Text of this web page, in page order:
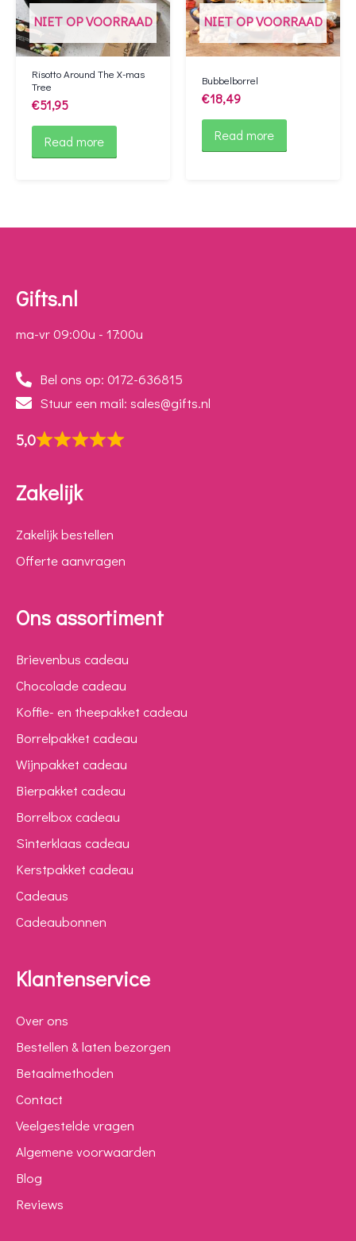
NIET OP VOORRAAD
Risotto Around The X-mas
Tree
€51,95
Read more
NIET OP VOORRAAD
Bubbelborrel
€18,49
Read more
Gifts.nl
ma-vr 09:00u - 17:00u
Bel ons op: 0172-636815
Stuur een mail: sales@gifts.nl
5,0
Zakelijk
Zakelijk bestellen
Offerte aanvragen
Ons assortiment
Brievenbus cadeau
Chocolade cadeau
Koffie- en theepakket cadeau
Borrelpakket cadeau
Wijnpakket cadeau
Bierpakket cadeau
Borrelbox cadeau
Sinterklaas cadeau
Kerstpakket cadeau
Cadeaus
Cadeaubonnen
Klantenservice
Over ons
Bestellen & laten bezorgen
Betaalmethoden
Contact
Veelgestelde vragen
Algemene voorwaarden
Blog
Reviews